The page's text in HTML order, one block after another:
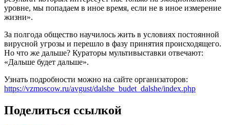
уровне, мы попадаем в иное время, если не в иное измерение
жизни».
За полгода общество научилось жить в условиях постоянной
вирусной угрозы и перешло в фазу принятия происходящего.
Но что же дальше? Кураторы мультивыставки отвечают:
«Дальше будет дальше».
Узнать подробности можно на сайте организаторов:
https://vzmoscow.ru/avgust/dalshe_budet_dalshe/index.php
Поделиться ссылкой